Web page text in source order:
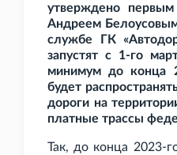
утверждено
Андреем
службе ГК
запустят с 1-го
минимум до конца
будет
дороги на
платные трассы
Так, до конца 2023-